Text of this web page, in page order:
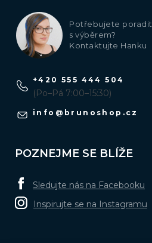
Potřebujete poradit
s výběrem?
Kontaktujte Hanku
info @ brunoshop.cz
+420 555 444 504
(Po–Pá 7:00–15:30)
POZNEJME SE BLÍŽE
Sledujte nás na Facebooku
Inspirujte se na Instagramu